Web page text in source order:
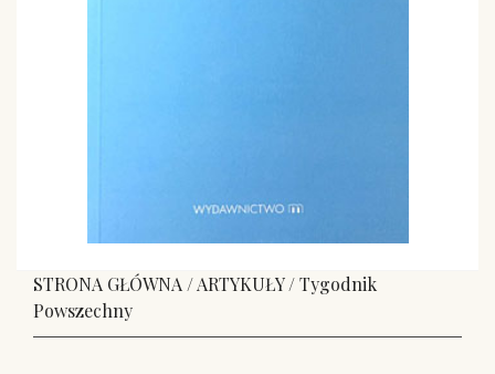
STRONA GŁÓWNA /ARTYKUŁY /Tygodnik
Powszechny